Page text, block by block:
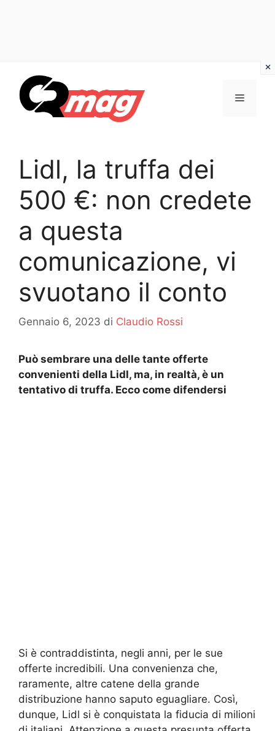
contenuto
Menu
Lidl, la truffa dei
500 €: non credete
a questa
comunicazione, vi
svuotano il conto
Gennaio 6, 2023 di Claudio Rossi
Può sembrare una delle tante offerte
convenienti della Lidl, ma, in realtà, è un
tentativo di truffa. Ecco come difendersi
Si è contraddistinta, negli anni, per le sue
offerte incredibili. Una convenienza che,
raramente, altre catene della grande
distribuzione hanno saputo eguagliare. Così,
dunque, Lidl si è conquistata la fiducia di milioni